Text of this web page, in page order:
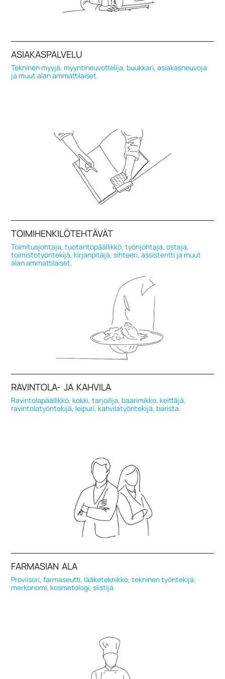
ASIAKASPALVELU
Tekninen myyjä, myyntineuvottelija, buukkari, asiakasneuvoja
ja muut alan ammattilaiset.
TOIMIHENKILÖTEHTÄVÄT
Toimitusjohtaja, tuotantopäällikkö, työnjohtaja, ostaja,
toimistotyöntekijä, kirjanpitäjä, sihteeri, assistentti ja muut
alan ammattilaiset.
RAVINTOLA- JA KAHVILA
Ravintolapäällikkö, kokki, tarjoilija, baarimikko, keittäjä,
ravintolatyöntekijä, leipuri, kahvilatyöntekijä, barista.
FARMASIAN ALA
Proviisori, farmaseutti, lääketeknikko, tekninen työntekijä,
merkonomi, kosmetologi, siistijä.